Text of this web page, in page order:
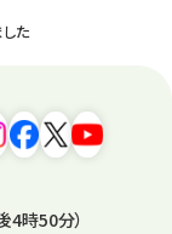
た
時50分）